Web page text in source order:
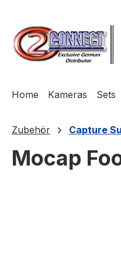
Home Kameras Sets
Zubehör Capture
Mocap